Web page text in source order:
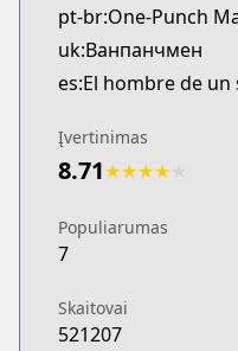
Tonari no Young
Tonari no Young
https://
pt-br:One-Punch
uk:Ванпанчмен
es:El hombre de
Įvertinimas
8.71★★★★
Populiarumas
7
Skaitovai
521207